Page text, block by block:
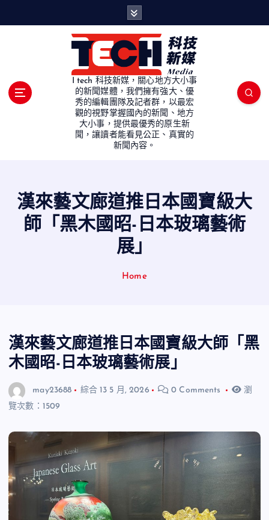
I tech 科技新媒，關心地方大小事
的新聞媒體，我們擁有強大、優
秀的編輯團隊及記者群，以最宏
觀的視野掌握國內的新聞、地方
大小事，提供最優秀的原生新
聞，讓讀者能看見公正、真實的
新聞內容。
漢來藝文廊道推日本國寶級大
師「黑木國昭-日本玻璃藝術
展」
Home
漢來藝文廊道推日本國寶級大師「黑
木國昭-日本玻璃藝術展」
may23688 綜合 13 5 月, 2026 0 Comments
瀏
覽次數：1509